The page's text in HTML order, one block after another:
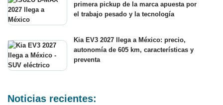
primera pickup de la marca apuesta por
el trabajo pesado y la tecnología
Kia EV3 2027 llega a México: precio,
autonomía de 605 km, características y
preventa
Noticias recientes: